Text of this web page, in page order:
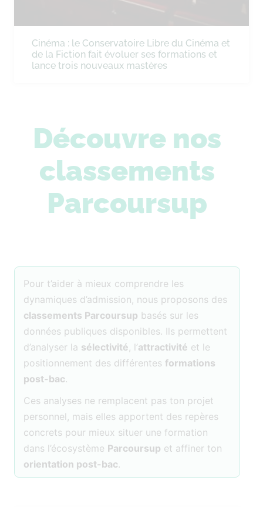
Cinéma : le Conservatoire Libre du Cinéma et
de la Fiction fait évoluer ses formations et
lance trois nouveaux mastères
Découvre nos
classements
Parcoursup
Pour t’aider à mieux comprendre les
dynamiques d’admission, nous proposons des
classements Parcoursup basés sur les
données publiques disponibles. Ils permettent
d’analyser la sélectivité, l’attractivité et le
positionnement des différentes formations
post-bac.
Ces analyses ne remplacent pas ton projet
personnel, mais elles apportent des repères
concrets pour mieux situer une formation
dans l’écosystème Parcoursup et affiner ton
orientation post-bac.